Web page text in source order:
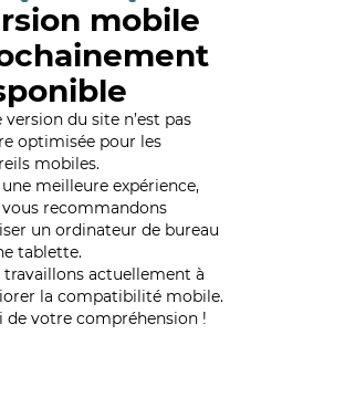
mobile
version du site n’est pas
optimisée pour les
mobiles.
meilleure expérience,
vous recommandons
un ordinateur de bureau
tablette.
travaillons actuellement à
la compatibilité mobile.
de votre compréhension !